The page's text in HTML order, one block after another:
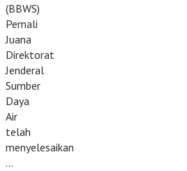
(BBWS)
Pemali
Juana
Direktorat
Jenderal
Sumber
Daya
Air
telah
menyelesaikan
…